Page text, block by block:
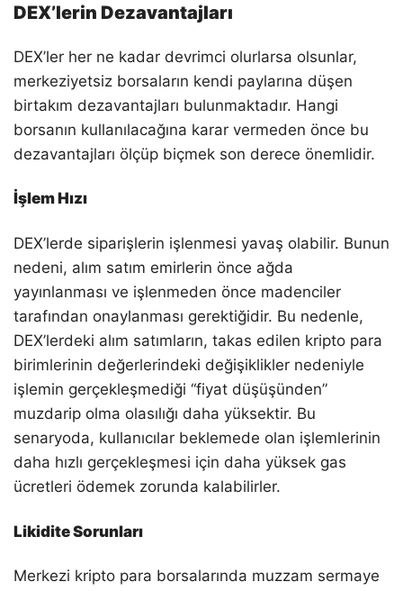
DEX’lerin Dezavantajları
DEX’ler her ne kadar devrimci olurlarsa olsunlar,
merkeziyetsiz borsaların kendi paylarına düşen
birtakım dezavantajları bulunmaktadır. Hangi
borsanın kullanılacağına karar vermeden önce bu
dezavantajları ölçüp biçmek son derece önemlidir.
İşlem Hızı
DEX’lerde siparişlerin işlenmesi yavaş olabilir. Bunun
nedeni, alım satım emirlerin önce ağda
yayınlanması ve işlenmeden önce madenciler
tarafından onaylanması gerektiğidir. Bu nedenle,
DEX’lerdeki alım satımların, takas edilen kripto para
birimlerinin değerlerindeki değişiklikler nedeniyle
işlemin gerçekleşmediği “fiyat düşüşünden”
muzdarip olma olasılığı daha yüksektir. Bu
senaryoda, kullanıcılar beklemede olan işlemlerinin
daha hızlı gerçekleşmesi için daha yüksek gas
ücretleri ödemek zorunda kalabilirler.
Likidite Sorunları
Merkezi kripto para borsalarında muzzam sermaye